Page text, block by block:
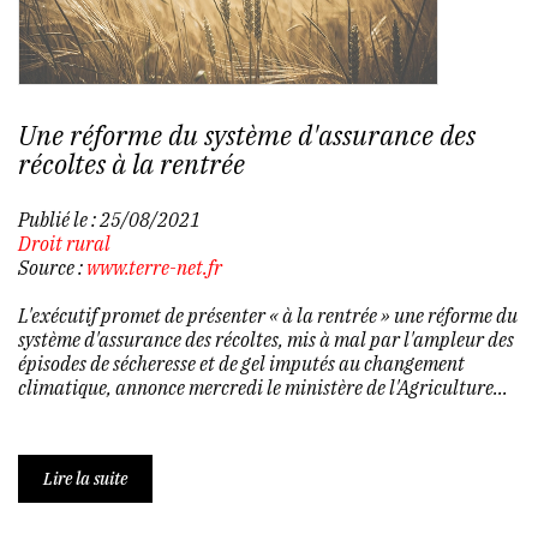
Une réforme du système d'assurance des
récoltes à la rentrée
Publié le :25/08/2021
Droit rural
Source : www.terre-net.fr
L'exécutif promet de présenter « à la rentrée » une réforme du
système d'assurance des récoltes, mis à mal par l'ampleur des
épisodes de sécheresse et de gel imputés au changement
climatique, annonce mercredi le ministère de l'Agriculture...
Lire la suite